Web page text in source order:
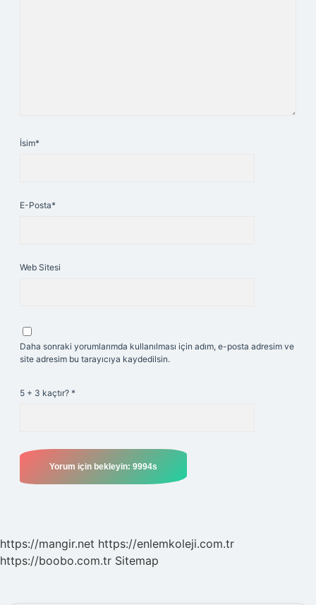
İsim*
E-Posta*
Web Sitesi
Daha sonraki yorumlarımda kullanılması için adım, e-posta adresim ve
site adresim bu tarayıcıya kaydedilsin.
5 + 3 kaçtır? *
https://mangir.net https://enlemkoleji.com.tr
https://boobo.com.tr Sitemap